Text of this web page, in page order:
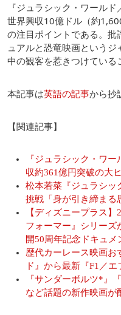
『ジュラシック・ワール
世界興収10億ドル（約
の注目ポイントである。
ュアルと恐竜映画という
中の観客を惹きつけている
本記事は英語の記事から抄
【関連記事】
『ジュラシック・ワ
収約361億円突破の大
松本若菜『ジュラシッ
挑戦「身が引き締まる
【ディズニープラス
フォーマー』シリーズ
開50周年記念ドキュメ
歴代カーレース映画お
ド』から最新『F1／
『サンダーボルツ*』
など話題の新作映画が